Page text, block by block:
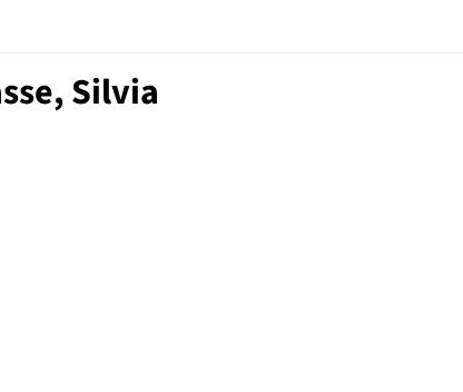
Silvia